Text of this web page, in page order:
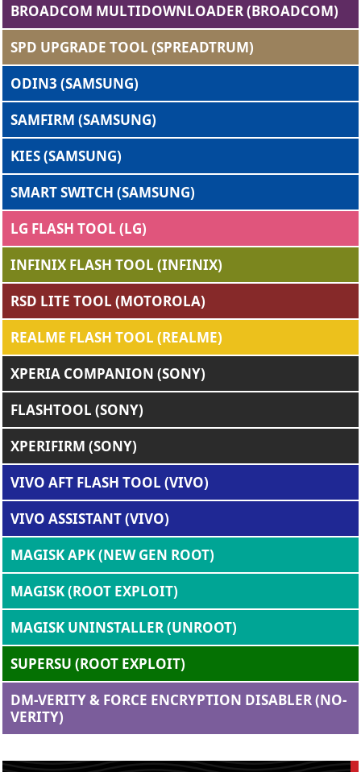
BROADCOM MULTIDOWNLOADER (BROADCOM)
SPD UPGRADE TOOL (SPREADTRUM)
ODIN3 (SAMSUNG)
SAMFIRM (SAMSUNG)
KIES (SAMSUNG)
SMART SWITCH (SAMSUNG)
LG FLASH TOOL (LG)
INFINIX FLASH TOOL (INFINIX)
RSD LITE TOOL (MOTOROLA)
REALME FLASH TOOL (REALME)
XPERIA COMPANION (SONY)
FLASHTOOL (SONY)
XPERIFIRM (SONY)
VIVO AFT FLASH TOOL (VIVO)
VIVO ASSISTANT (VIVO)
MAGISK APK (NEW GEN ROOT)
MAGISK (ROOT EXPLOIT)
MAGISK UNINSTALLER (UNROOT)
SUPERSU (ROOT EXPLOIT)
DM-VERITY & FORCE ENCRYPTION DISABLER (NO-
VERITY)